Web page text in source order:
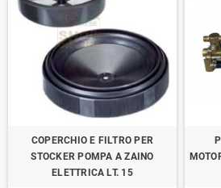
COPERCHIO E FILTRO PER
STOCKER POMPA A ZAINO
ELETTRICA LT. 15